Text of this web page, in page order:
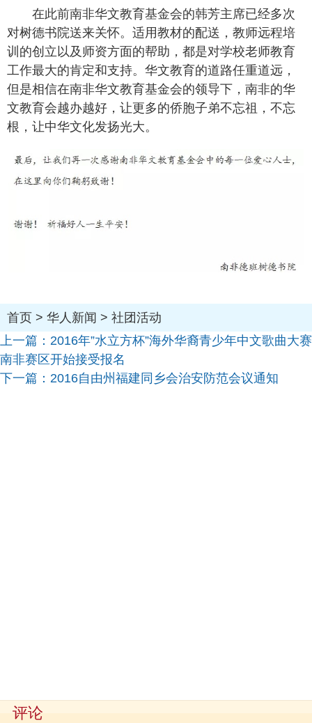
在此前南非华文教育基金会的韩芳主席已经多次
对树德书院送来关怀。适用教材的配送，教师远程培
训的创立以及师资方面的帮助，都是对学校老师教育
工作最大的肯定和支持。华文教育的道路任重道远，
但是相信在南非华文教育基金会的领导下，南非的华
文教育会越办越好，让更多的侨胞子弟不忘祖，不忘
根，让中华文化发扬光大。
首页 > 华人新闻 > 社团活动
上一篇： 2016年”水立方杯”海外华裔青少年中文歌曲大赛
南非赛区开始接受报名
下一篇： 2016自由州福建同乡会治安防范会议通知
评论